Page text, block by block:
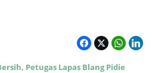
Petugas Lapas Blang Pidie